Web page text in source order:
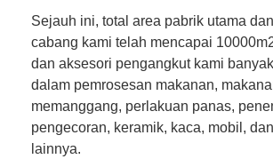
Sejauh ini, total area pabrik utama
cabang kami telah mencapai
dan aksesori pengangkut kami
dalam pemrosesan makanan,
memanggang, perlakuan panas,
pengecoran, keramik, kaca, mobil,
lainnya.